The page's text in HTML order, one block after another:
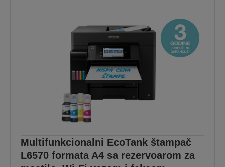
Multifunkcionalni EcoTank štampač
L6570 formata A4 sa rezervoarom za